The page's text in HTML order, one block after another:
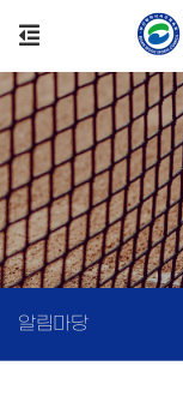
알림마당